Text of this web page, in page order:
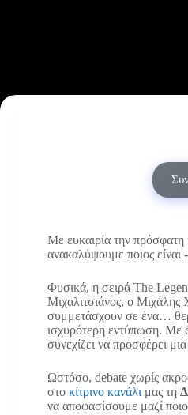
Με ευκαιρία την πρόσφατη
ανακαλύψουμε ποιος είναι
Φυσικά, η σειρά The
Μιχαλιτσιάνος, ο Μιχάλης
συμμετάσχουν σε ένα…
ισχυρότερη εντύπωση. Με
συνεχίζει να προσφέρει
Ωστόσο, debate χωρίς
στο κίτρινο κανάλι μας τη
να αποφασίσουμε μαζί